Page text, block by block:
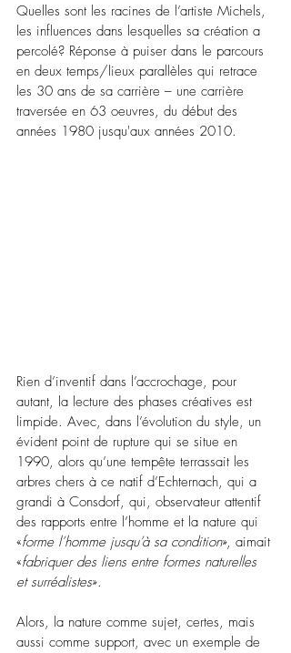
Quelles sont les racines de l’artiste Michels,
les influences dans lesquelles sa création a
percolé? Réponse à puiser dans le parcours
en deux temps/lieux parallèles qui retrace
les 30 ans de sa carrière – une carrière
traversée en 63 oeuvres, du début des
années 1980 jusqu'aux années 2010.
Rien d’inventif dans l’accrochage, pour
autant, la lecture des phases créatives est
limpide. Avec, dans l’évolution du style, un
évident point de rupture qui se situe en
1990, alors qu’une tempête terrassait les
arbres chers à ce natif d’Echternach, qui a
grandi à Consdorf, qui, observateur attentif
des rapports entre l’homme et la nature qui
«forme l’homme jusqu’à sa condition», aimait
«fabriquer des liens entre formes naturelles
et surréalistes».
Alors, la nature comme sujet, certes, mais
aussi comme support, avec un exemple de